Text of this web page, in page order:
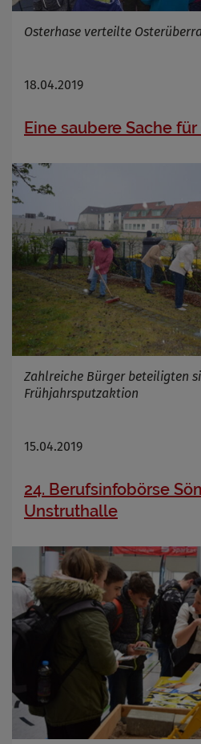
Osterhase verteilte
18.04.2019
Eine saubere Sache
Zahlreiche Bürger beteiligten
Frühjahrsputzaktion
15.04.2019
24. Berufsinfobörse
Unstruthalle